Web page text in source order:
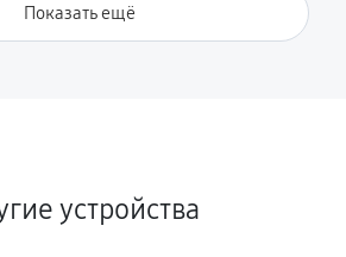
Показать ещё
устройства